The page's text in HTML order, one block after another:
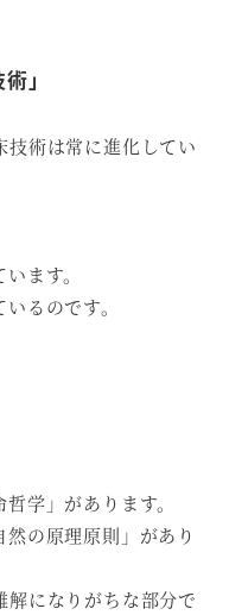
」
技術は常に進化してい
ます。
るのです。
学」があります。
の原理原則」があり
になりがちな部分で